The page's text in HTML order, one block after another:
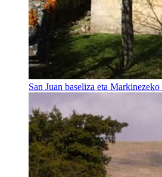
San Juan baseliza eta